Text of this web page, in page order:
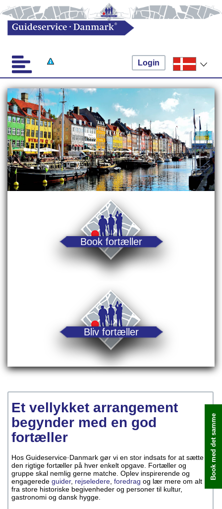
Login
Book fortæller
Bliv fortæller
Et vellykket arrangement
begynder med en god
fortæller
Hos Guideservice·Danmark gør vi en stor indsats for at sætte
den rigtige fortæller på hver enkelt opgave. Fortæller og
gruppe skal nemlig gerne matche. Oplev inspirerende og
engagerede guider, rejseledere foredrag og lær mere om alt
fra store historiske begivenheder og personer til kultur,
gastronomi og dansk hygge.
Book med det samme